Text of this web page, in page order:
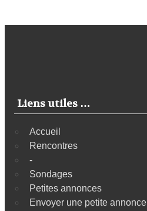
Liens utiles …
Accueil
Rencontres
-
Sondages
Petites annonces
Envoyer une petite annonce